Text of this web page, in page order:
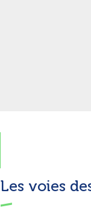
Les voies